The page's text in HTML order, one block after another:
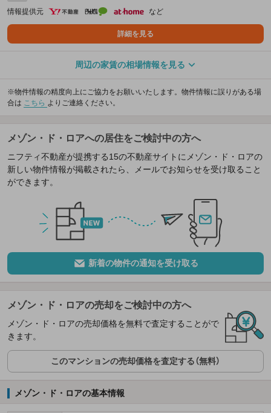
情報提供元
など
詳細を見る
周辺の家賃の相場情報を見る
※物件情報の精度向上にご協力をお願いいたします。物件情報に誤りがある場
合は こちら よりご連絡ください。
メゾン・ド・ロアへの居住をご検討中の方へ
ニフティ不動産が提携する15の不動産サイトにメゾン・ド・ロアの
新しい物件情報が掲載されたら、メールでお知らせを受け取ること
ができます。
新着の物件の通知を受け取る
メゾン・ド・ロアの売却をご検討中の方へ
メゾン・ド・ロアの売却価格を無料で査定することがで
きます。
このマンションの売却価格を査定する（無料）
メゾン・ド・ロアの基本情報